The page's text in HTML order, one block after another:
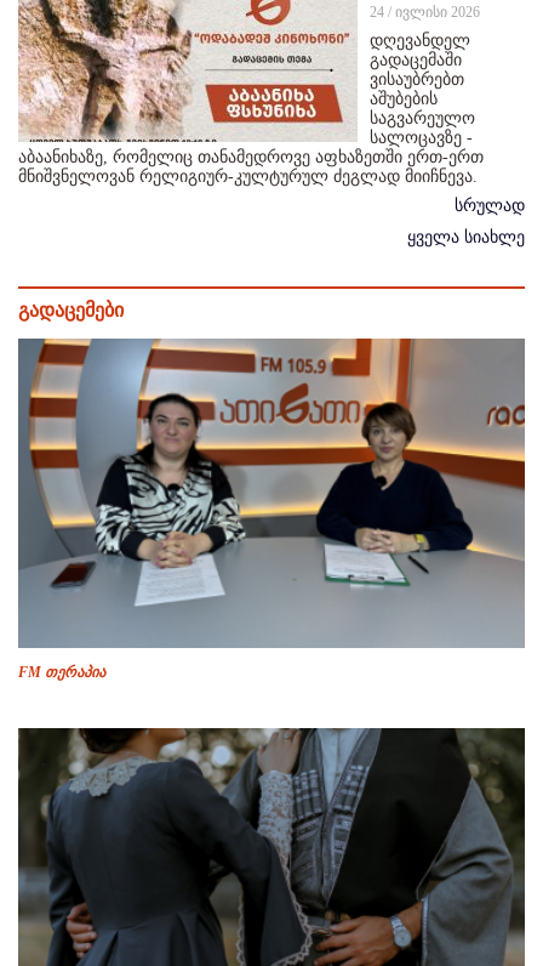
24 / ივლისი 2026
დღევანდელ
გადაცემაში
ვისაუბრებთ
აშუბების
საგვარეულო
სალოცავზე -
აბაანიხაზე, რომელიც თანამედროვე აფხაზეთში ერთ-ერთ
მნიშვნელოვან რელიგიურ-კულტურულ ძეგლად მიიჩნევა.
სრულად
ყველა სიახლე
გადაცემები
FM თერაპია